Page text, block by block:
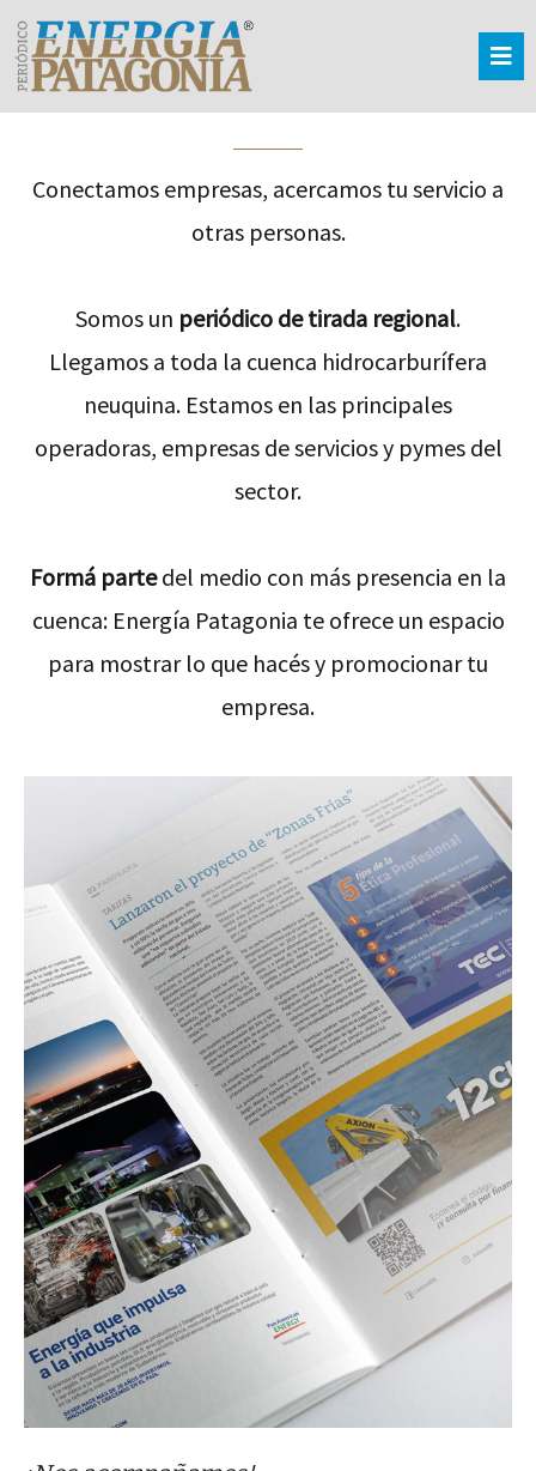
Conectamos empresas, acercamos tu servicio a
otras personas.
Somos un periódico de tirada regional.
Llegamos a toda la cuenca hidrocarburífera
neuquina. Estamos en las principales
operadoras, empresas de servicios y pymes del
sector.
Formá partedel medio con más presencia en la
cuenca: Energía Patagonia te ofrece un espacio
para mostrar lo que hacés y promocionar tu
empresa.